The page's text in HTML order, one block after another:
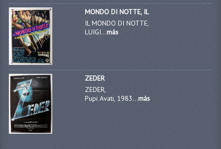
MONDO DI NOTTE, IL
IL MONDO DI NOTTE,
LUIGI...más
ZEDER
ZEDER,
Pupi Avati, 1983...más